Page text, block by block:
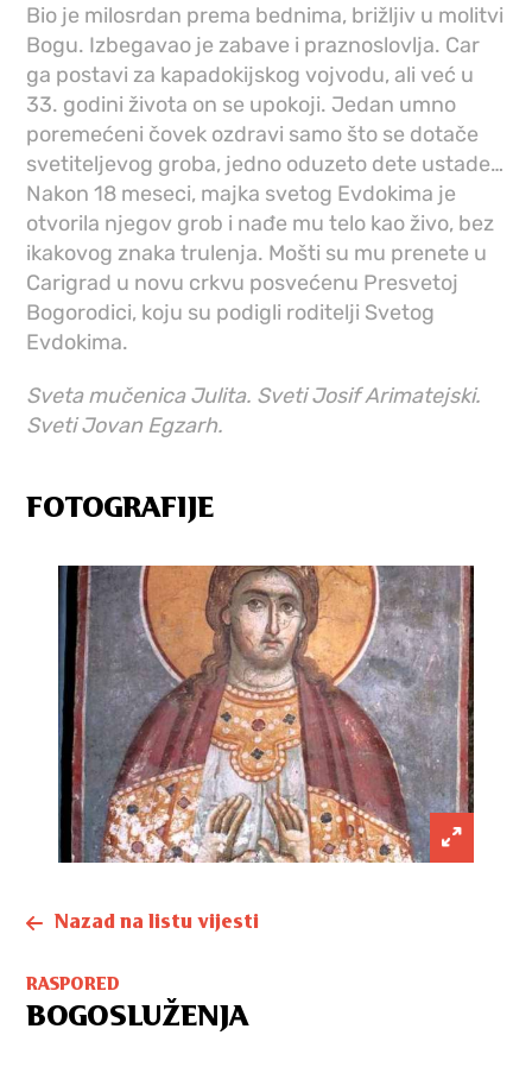
Bio je milosrdan prema bednima, brižljiv u molitvi
Bogu. Izbegavao je zabave i praznoslovlja. Car
ga postavi za kapadokijskog vojvodu, ali već u
33. godini života on se upokoji. Jedan umno
poremećeni čovek ozdravi samo što se dotače
svetiteljevog groba, jedno oduzeto dete ustade…
Nakon 18 meseci, majka svetog Evdokima je
otvorila njegov grob i nađe mu telo kao živo, bez
ikakovog znaka trulenja. Mošti su mu prenete u
Carigrad u novu crkvu posvećenu Presvetoj
Bogorodici, koju su podigli roditelji Svetog
Evdokima.
Sveta mučenica Julita. Sveti Josif Arimatejski.
Sveti Jovan Egzarh.
FOTOGRAFIJE
Nazad na listu vijesti
RASPORED
BOGOSLUŽENJA